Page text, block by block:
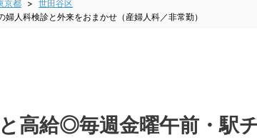
京都
世田谷区
人科検診と外来をおまかせ（産婦人科／非常勤）
高給◎毎週金曜午前・駅